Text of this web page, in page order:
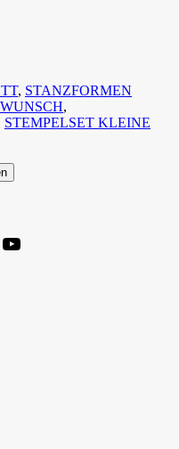
, STANZFORMEN
,
STEMPELSET KLEINE
YouTube